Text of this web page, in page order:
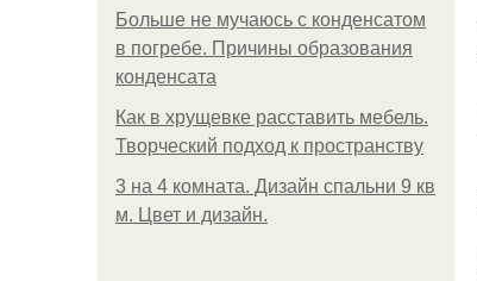
Больше не мучаюсь с конденсатом
в погребе. Причины образования
конденсата
Как в хрущевке расставить мебель.
Творческий подход к пространству
3 на 4 комната. Дизайн спальни 9 кв
м. Цвет и дизайн.